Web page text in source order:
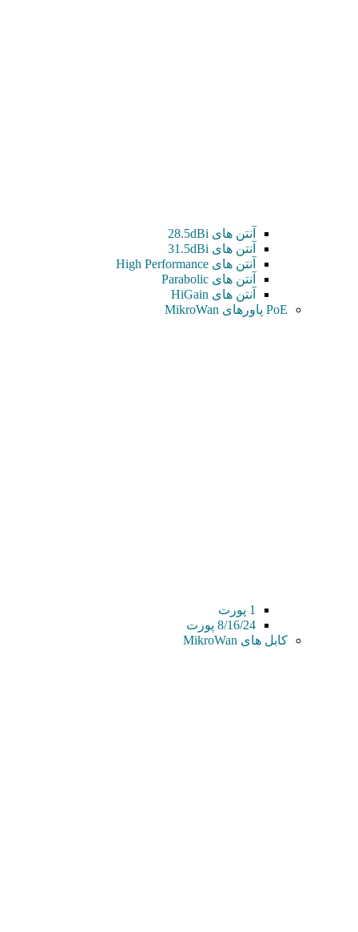
آنتن های 28.5dBi
آنتن های 31.5dBi
آنتن های High Performance
آنتن های Parabolic
آنتن های HiGain
PoE پاورهای MikroWan
1 پورت
8/16/24 پورت
کابل های MikroWan